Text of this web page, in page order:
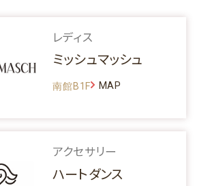
レディス
ミッシュマッシュ
南館B1F MAP
アクセサリー
ハートダンス